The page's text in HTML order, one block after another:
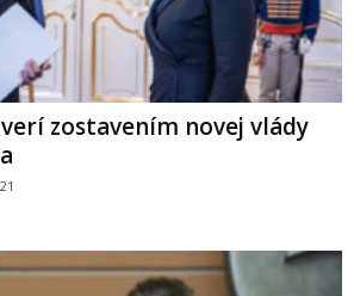
zostavením novej vlády